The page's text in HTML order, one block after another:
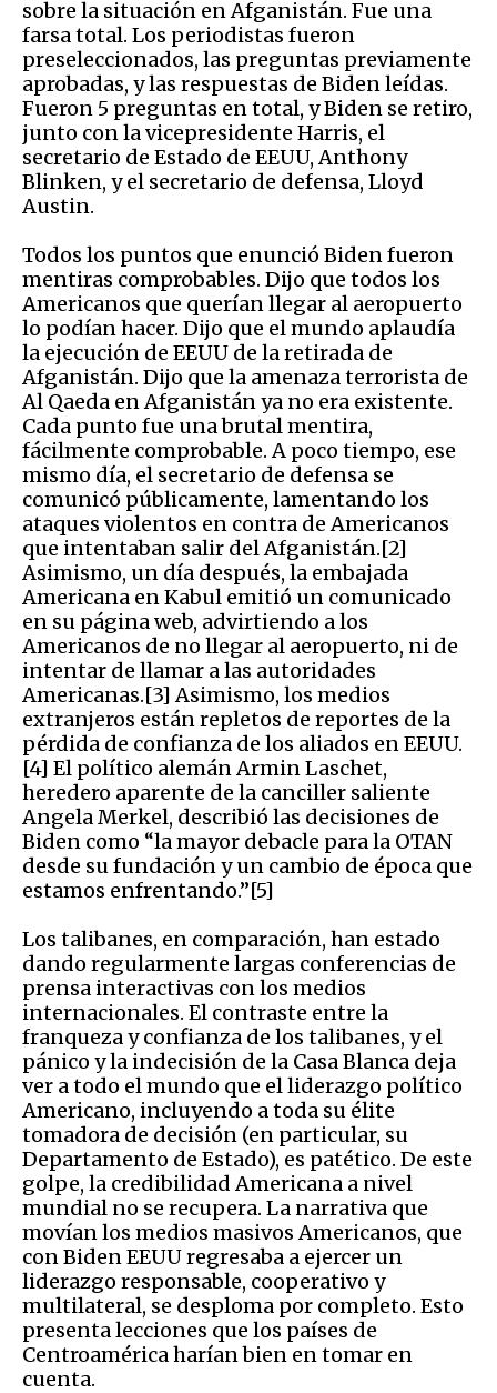
sobre la situación en Afganistán. Fue una
farsa total. Los periodistas fueron
preseleccionados, las preguntas previamente
aprobadas, y las respuestas de Biden leídas.
Fueron 5 preguntas en total, y Biden se retiro,
junto con la vicepresidente Harris, el
secretario de Estado de EEUU, Anthony
Blinken, y el secretario de defensa, Lloyd
Austin.
Todos los puntos que enunció Biden fueron
mentiras comprobables. Dijo que todos los
Americanos que querían llegar al aeropuerto
lo podían hacer. Dijo que el mundo aplaudía
la ejecución de EEUU de la retirada de
Afganistán. Dijo que la amenaza terrorista de
Al Qaeda en Afganistán ya no era existente.
Cada punto fue una brutal mentira,
fácilmente comprobable. A poco tiempo, ese
mismo día, el secretario de defensa se
comunicó públicamente, lamentando los
ataques violentos en contra de Americanos
que intentaban salir del Afganistán.[2]
Asimismo, un día después, la embajada
Americana en Kabul emitió un comunicado
en su página web, advirtiendo a los
Americanos de no llegar al aeropuerto, ni de
intentar de llamar a las autoridades
Americanas.[3] Asimismo, los medios
extranjeros están repletos de reportes de la
pérdida de confianza de los aliados en EEUU.
[4] El político alemán Armin Laschet,
heredero aparente de la canciller saliente
Angela Merkel, describió las decisiones de
Biden como “la mayor debacle para la OTAN
desde su fundación y un cambio de época que
estamos enfrentando.”[5]
Los talibanes, en comparación, han estado
dando regularmente largas conferencias de
prensa interactivas con los medios
internacionales. El contraste entre la
franqueza y confianza de los talibanes, y el
pánico y la indecisión de la Casa Blanca deja
ver a todo el mundo que el liderazgo político
Americano, incluyendo a toda su élite
tomadora de decisión (en particular, su
Departamento de Estado), es patético. De este
golpe, la credibilidad Americana a nivel
mundial no se recupera. La narrativa que
movían los medios masivos Americanos, que
con Biden EEUU regresaba a ejercer un
liderazgo responsable, cooperativo y
multilateral, se desploma por completo. Esto
presenta lecciones que los países de
Centroamérica harían bien en tomar en
cuenta.